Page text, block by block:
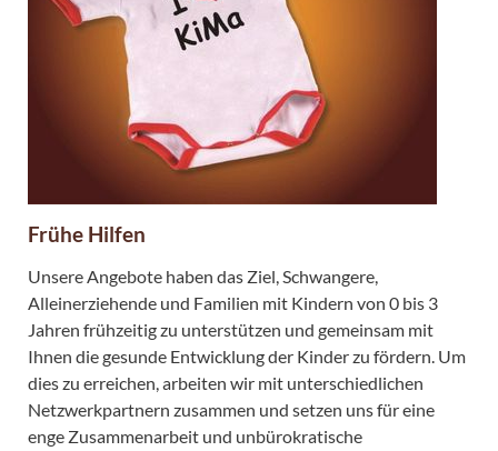
Frühe Hilfen
Unsere Angebote haben das Ziel, Schwangere,
Alleinerziehende und Familien mit Kindern von 0 bis 3
Jahren frühzeitig zu unterstützen und gemeinsam mit
Ihnen die gesunde Entwicklung der Kinder zu fördern. Um
dies zu erreichen, arbeiten wir mit unterschiedlichen
Netzwerkpartnern zusammen und setzen uns für eine
enge Zusammenarbeit und unbürokratische